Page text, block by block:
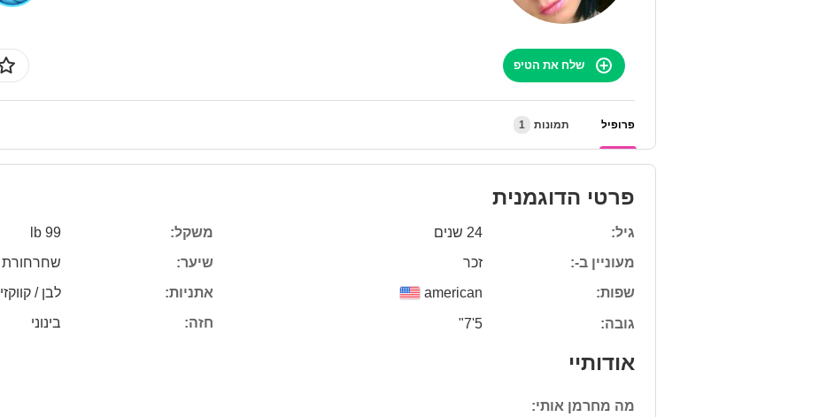
שלח את הטיפ
פרופיל תמונות 1
פרטי הדוגמנית
גיל:
24 שנים
מעוניין ב-:
זכר
שפות:
american
גובה: 5'7"
משקל:
99 lb
שיער:
שחרחורת
אתניות:
לבן / קווקזי
חזה:
בינוני
אודותיי
מה מחרמן אותי: